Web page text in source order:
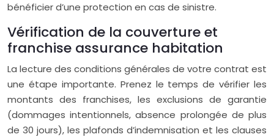
bénéficier d’une protection en cas de sinistre.
Vérification de la couverture et
franchise assurance habitation
La lecture des conditions générales de votre contrat est
une étape importante. Prenez le temps de vérifier les
montants des franchises, les exclusions de garantie
(dommages intentionnels, absence prolongée de plus
de 30 jours), les plafonds d’indemnisation et les clauses